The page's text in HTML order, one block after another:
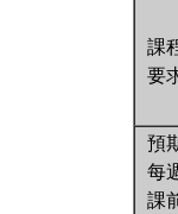
課
要
預
每
課